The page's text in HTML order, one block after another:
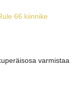
66 kiinnike
varmistaa